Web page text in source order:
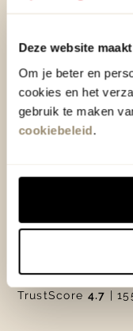
Deze website
Om je beter en
cookies en het
gebruik te maken
cookiebeleid.
Winkels
Woonwinkel
Adres &
Adres &
Adres &
TrustScore 4.7 |